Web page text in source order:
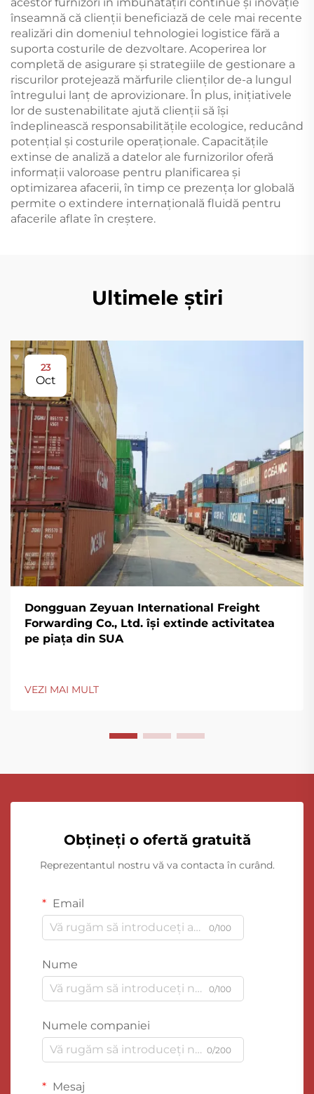
înseamnă că clienții beneficiază de cele mai recente
realizări din domeniul tehnologiei logistice fără a
suporta costurile de dezvoltare. Acoperirea lor
completă de asigurare și strategiile de gestionare a
riscurilor protejează mărfurile clienților de-a lungul
întregului lanț de aprovizionare. În plus, inițiativele
lor de sustenabilitate ajută clienții să își
îndeplinească responsabilitățile ecologice, reducând
potențial și costurile operaționale. Capacitățile
extinse de analiză a datelor ale furnizorilor oferă
informații valoroase pentru planificarea și
optimizarea afacerii, în timp ce prezența lor globală
permite o extindere internațională fluidă pentru
afacerile aflate în creștere.
Ultimele știri
23
Oct
Dongguan Zeyuan International Freight
Forwarding Co., Ltd. își extinde activitatea
pe piața din SUA
VEZI MAI MULT
Obțineți o ofertă gratuită
Reprezentantul nostru vă va contacta în curând.
Email
0/100
Nume
0/100
Numele companiei
0/200
Mesaj